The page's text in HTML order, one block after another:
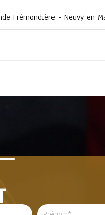
Frémondière - Neuvy en